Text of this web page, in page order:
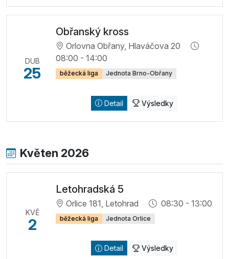
DUB
25
Obřanský kross
Orlovna Obřany, Hlaváčova 20
08:00 - 14:00
běžecká liga Jednota Brno-Obřany
Detail Výsledky
Květen 2026
KVĚ
2
Letohradská 5
Orlice 181, Letohrad 08:30 - 13:00
běžecká liga Jednota Orlice
Detail Výsledky